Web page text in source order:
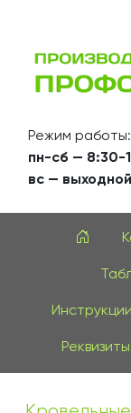
Режим работы:
пн-сб — 8:30-
вс — выходной